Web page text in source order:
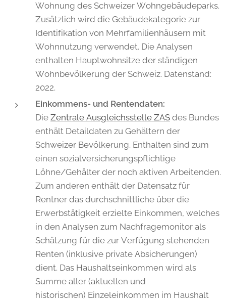
Wohnung des Schweizer Wohngebäudeparks.
Zusätzlich wird die Gebäudekategorie zur
Identifikation von Mehrfamilienhäusern mit
Wohnnutzung verwendet. Die Analysen
enthalten Hauptwohnsitze der ständigen
Wohnbevölkerung der Schweiz. Datenstand:
2022.
Einkommens- und Rentendaten:
Die Zentrale Ausgleichsstelle ZAS des Bundes
enthält Detaildaten zu Gehältern der
Schweizer Bevölkerung. Enthalten sind zum
einen sozialversicherungspflichtige
Löhne/Gehälter der noch aktiven Arbeitenden.
Zum anderen enthält der Datensatz für
Rentner das durchschnittliche über die
Erwerbstätigkeit erzielte Einkommen, welches
in den Analysen zum Nachfragemonitor als
Schätzung für die zur Verfügung stehenden
Renten (inklusive private Absicherungen)
dient. Das Haushaltseinkommen wird als
Summe aller (aktuellen und
historischen) Einzeleinkommen im Haushalt